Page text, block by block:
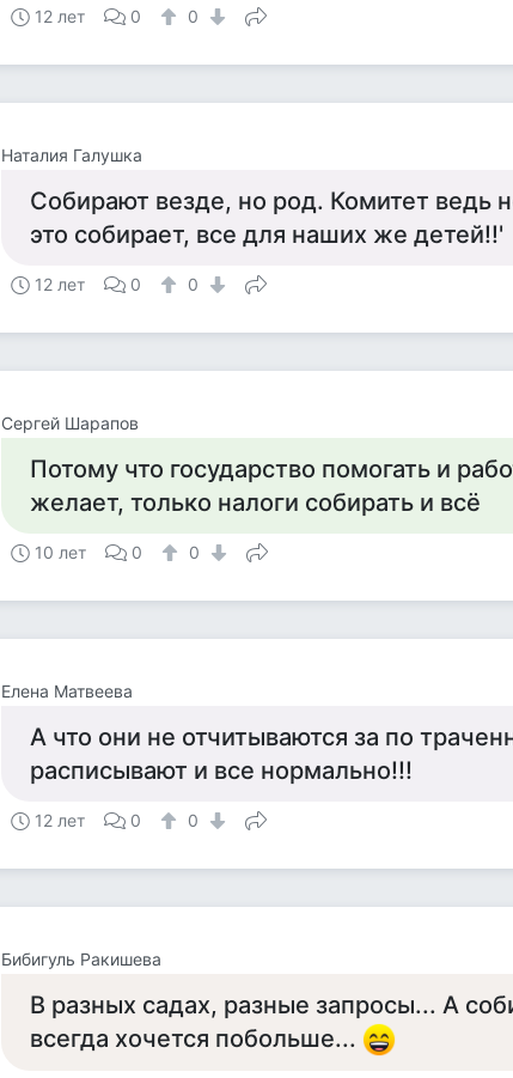
12 лет 0 0
Наталия Галушка
Собирают везде, но род. Комитет ведь
это собирает, все для наших же детей!!'
12 лет 0 0
Сергей Шарапов
Потому что государство помогать и
желает, только налоги собирать и всё
10 лет 0 0
Елена Матвеева
А что они не отчитываются за по
расписывают и все нормально!!!
12 лет 0 0
Бибигуль Ракишева
В разных садах, разные запросы... А
всегда хочется побольше...